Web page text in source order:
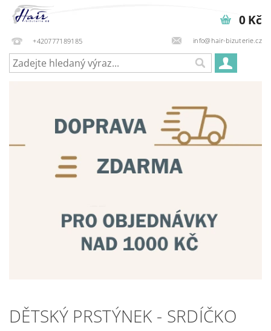
+420777189185 info@hair-bizuterie.cz
0 Kč
DĚTSKÝ PRSTÝNEK - SRDÍČKO